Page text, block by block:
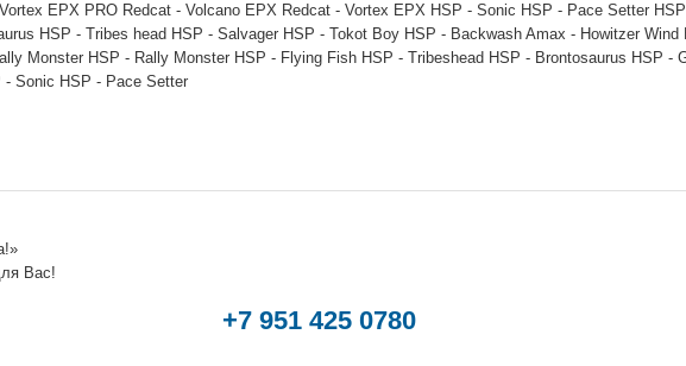
EPX PRO Redcat - Volcano EPX Redcat - Vortex EPX HSP - Sonic HSP - Pace Setter
HSP - Tribes head HSP - Salvager HSP - Tokot Boy HSP - Backwash Amax - Howitzer
Monster HSP - Rally Monster HSP - Flying Fish HSP - Tribeshead HSP - Brontosaurus HSP -
- Sonic HSP - Pace Setter
Вас!
+7 951 425 0780